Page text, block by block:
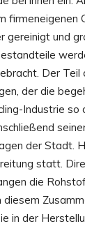
firmeneigenen
gereinigt und
Der Teil
der die
Industrie so
der Stadt.
statt.
die
in der